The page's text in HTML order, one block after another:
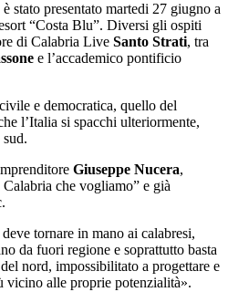
stato presentato martedi 27 giugno a
“Costa Blu”. Diversi gli ospiti
di Calabria Live Santo Strati, tra
e l’accademico pontificio
e democratica, quello del
l’Italia si spacchi ulteriormente,
Giuseppe Nucera,
che vogliamo” e già
tornare in mano ai calabresi,
da fuori regione e soprattutto basta
nord, impossibilitato a progettare e
vicino alle proprie potenzialità».